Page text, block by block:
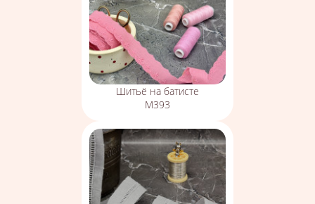
Шитьё на батисте
М393